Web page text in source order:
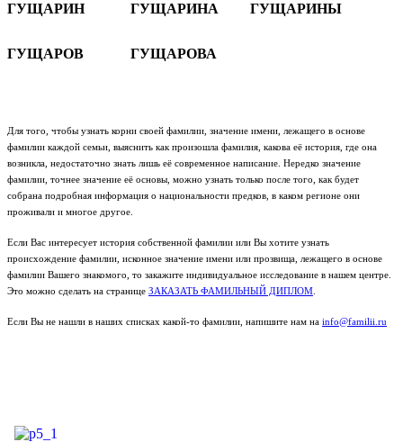
ГУЩАРИН ГУЩАРИНА ГУЩАРИНЫ
ГУЩАРОВ ГУЩАРОВА
Для того, чтобы узнать корни своей фамилии, значение имени, лежащего в основе
фамилии каждой семьи, выяснить как произошла фамилия, какова её история, где она
возникла, недостаточно знать лишь её современное написание. Нередко значение
фамилии, точнее значение её основы, можно узнать только после того, как будет
собрана подробная информация о национальности предков, в каком регионе они
проживали и многое другое.
Если Вас интересует история собственной фамилии или Вы хотите узнать
происхождение фамилии, исконное значение имени или прозвища, лежащего в основе
фамилии Вашего знакомого, то закажите индивидуальное исследование в нашем центре.
Это можно сделать на странице ЗАКАЗАТЬ ФАМИЛЬНЫЙ ДИПЛОМ
Если Вы не нашли в наших списках какой-то фамилии, напишите нам на info@familii.ru